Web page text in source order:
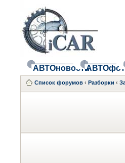
АВТОновости
Список форумов ‹ Разборки ‹